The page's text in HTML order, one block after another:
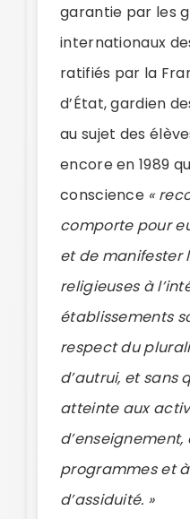
garantie par les
internationaux
ratifiés par la
d’État, gardien
au sujet des
encore en 1989
conscience «
comporte pour
et de manifester
religieuses à
établissements
respect du
d’autrui, et sans
atteinte aux
programmes et
d’assiduité. »